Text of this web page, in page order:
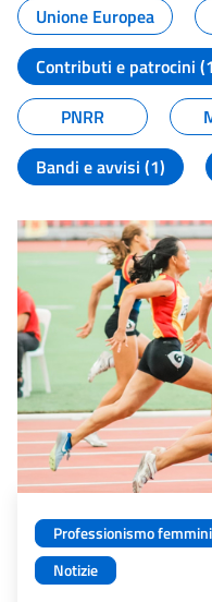
Unione Europea
Contributi e patrocini
PNRR
Bandi e avvisi (1)
Professionismo
Notizie